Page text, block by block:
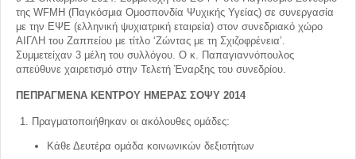
της WFMH (Παγκόσμια Ομοσπονδία Ψυχικής Υγείας) σε συνεργασία
με την ΕΨΕ (ελληνική ψυχιατρική εταιρεία) στον συνεδριακό χώρο
ΑΙΓΛΗ του Ζαππείου με τίτλο ‘Ζώντας με τη Σχιζοφρένεια’.
Συμμετείχαν 3 μέλη του συλλόγου. Ο κ. Παπαγιαννόπουλος
απεύθυνε χαιρετισμό στην Τελετή Έναρξης του συνεδρίου.
ΠΕΠΡΑΓΜΕΝΑ ΚΕΝΤΡΟΥ ΗΜΕΡΑΣ ΣΟΨΥ 2014
Πραγματοποιήθηκαν οι ακόλουθες ομάδες:
Κάθε Δευτέρα ομάδα κοινωνικών δεξιοτήτων